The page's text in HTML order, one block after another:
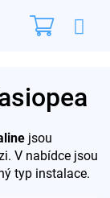
jsou
V nabídce jsou
typ instalace.